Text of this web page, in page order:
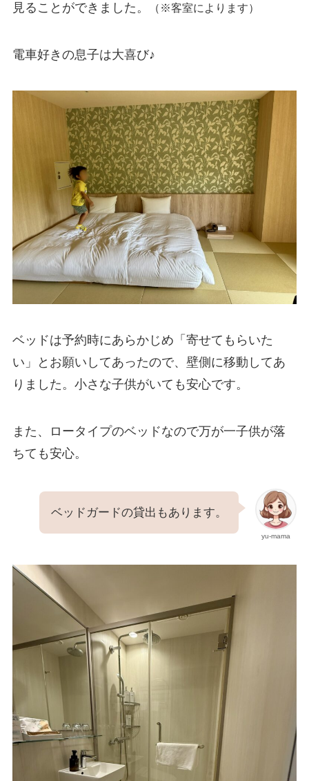
見ることができました。
（※客室によります）
電車好きの息子は大喜び♪
ベッドは予約時にあらかじめ「寄せてもらいた
い」とお願いしてあったので、壁側に移動してあ
りました。小さな子供がいても安心です。
また、ロータイプのベッドなので万が一子供が落
ちても安心。
yu-mama
ベッドガードの貸出もあります。